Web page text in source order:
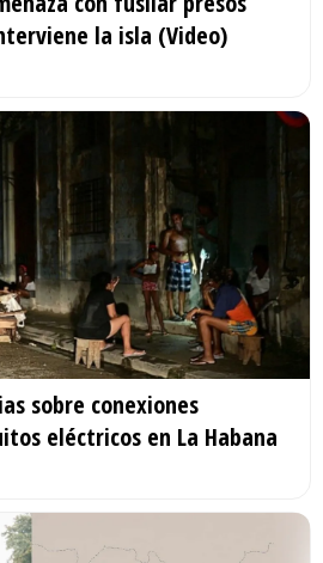
la isla (Video)
sobre conexiones
eléctricos en La Habana